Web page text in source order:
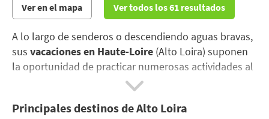
Ver en el mapa Ver todos los 61 resultados
A lo largo de senderos o descendiendo aguas bravas,
sus vacaciones en Haute-Loire (Alto Loira) suponen
la oportunidad de practicar numerosas actividades al
aire libre, de saborear una rica y generosa
cultural.
Principales destinos de Alto Loira